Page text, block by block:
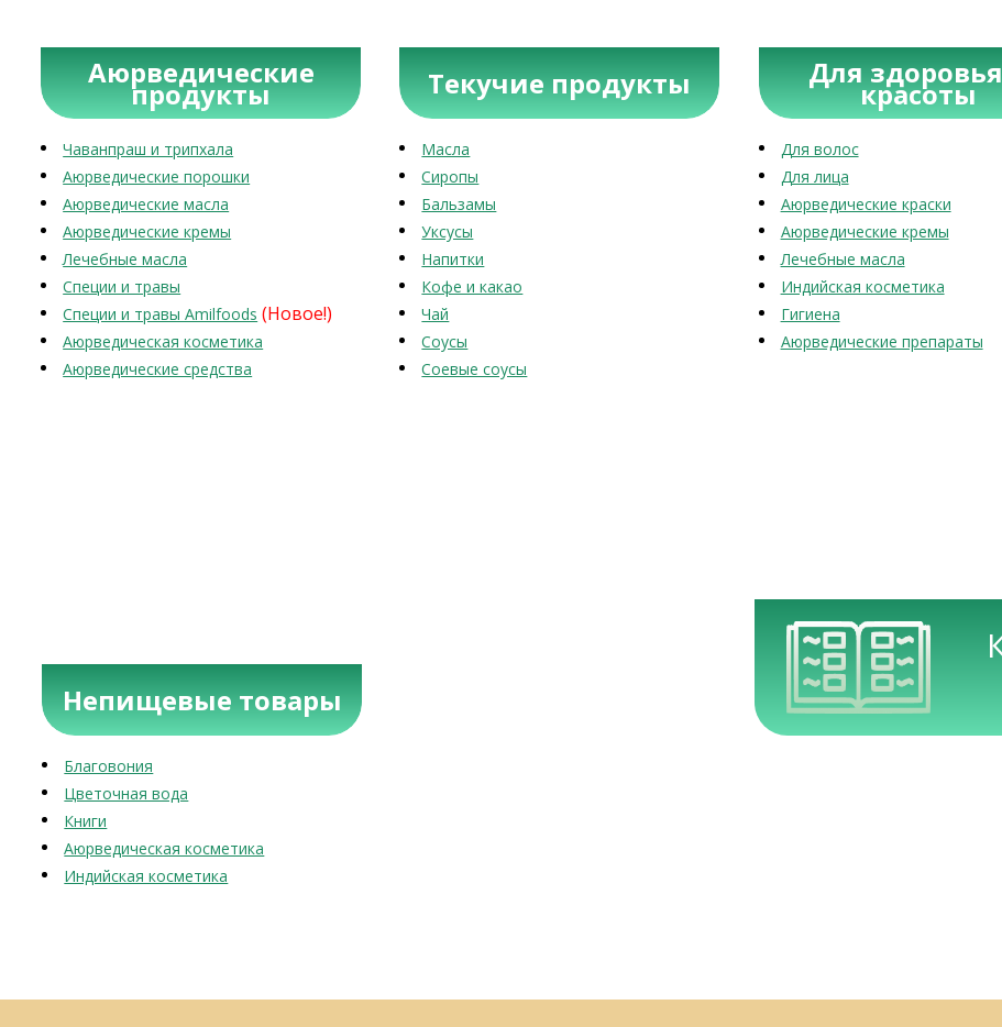
Аюрведические
продукты
Чаванпраш и трипхала
Аюрведические порошки
Аюрведические масла
Аюрведические кремы
Лечебные масла
Специи и травы
Специи и травы Amilfoods (Новое!)
Аюрведическая косметика
Аюрведические средства
Текучие продукты
Масла
Сиропы
Бальзамы
Уксусы
Напитки
Кофе и какао
Чай
Соусы
Соевые соусы
Для
красоты
Для волос
Для лица
Аюрведические краски
Аюрведические кремы
Лечебные масла
Индийская косметика
Гигиена
Аюрведические препараты
Непищевые товары
Благовония
Цветочная вода
Книги
Аюрведическая косметика
Индийская косметика